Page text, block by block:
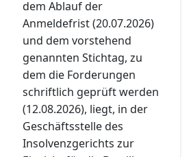
dem Ablauf der
Anmeldefrist (20.07.2026)
und dem vorstehend
genannten Stichtag, zu
dem die Forderungen
schriftlich geprüft werden
(12.08.2026), liegt, in der
Geschäftsstelle des
Insolvenzgerichts zur